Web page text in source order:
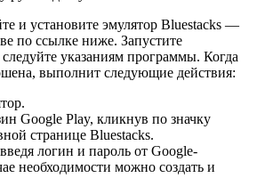
и установите эмулятор Bluestacks —
по ссылке ниже. Запустите
указаниям программы. Когда
выполнит следующие действия:
Google Play, кликнув по значку
странице Bluestacks.
логин и пароль от Google-
необходимости можно создать и